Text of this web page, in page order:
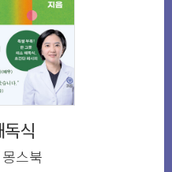
식
스북